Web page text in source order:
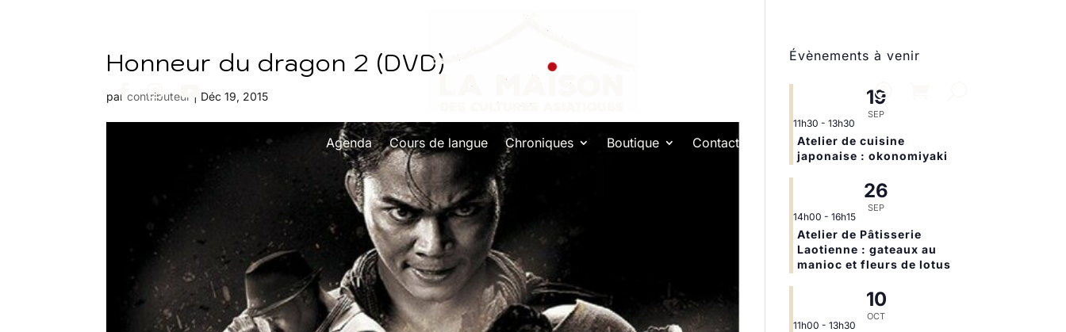
Agenda Cours de langue Chroniques Boutique Contact
Honneur du dragon 2 (DVD)
parcontributeur | Déc 19, 2015
Évènements à venir
19
SEP
11h30 - 13h30
Atelier de cuisine
japonaise : okonomiyaki
26
SEP
14h00 - 16h15
Atelier de Pâtisserie
Laotienne : gateaux au
manioc et fleurs de lotus
10
OCT
11h00 - 13h30